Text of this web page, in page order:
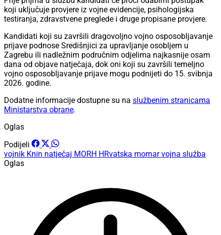
koji uključuje provjere iz vojne evidencije, psihologijska
testiranja, zdravstvene preglede i druge propisane provjere.
Kandidati koji su završili dragovoljno vojno osposobljavanje
prijave podnose Središnjici za upravljanje osobljem u
Zagrebu ili nadležnim područnim odjelima najkasnije osam
dana od objave natječaja, dok oni koji su završili temeljno
vojno osposobljavanje prijave mogu podnijeti do 15. svibnja
2026. godine.
Dodatne informacije dostupne su na službenim stranicama
Ministarstva obrane.
Oglas
Podijeli
vojnik Knin natječaj MORH HRvatska mornarvojna služba
Oglas